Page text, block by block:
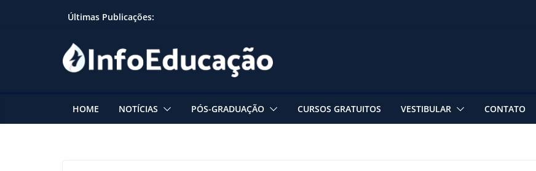
Últimas Publicações:
HOME NOTÍCIAS PÓS-GRADUAÇÃO CURSOS GRATUITOS VESTIBULAR CONTATO